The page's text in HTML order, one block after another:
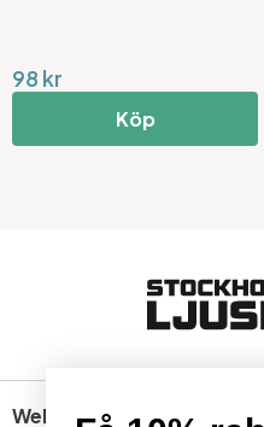
98 kr
Köp
Webbshop